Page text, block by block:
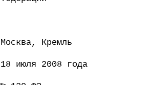
Москва, Кремль
18 июля 2008 года